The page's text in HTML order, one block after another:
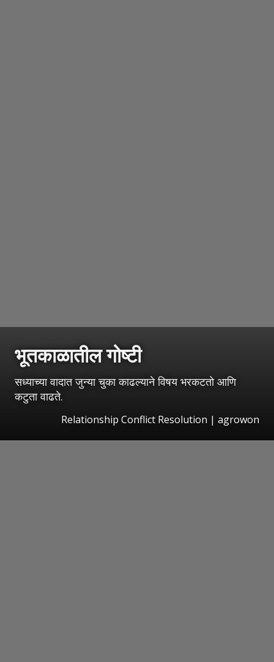
भूतकाळातील गोष्टी
सध्याच्या वादात जुन्या चुका काढल्याने विषय भरकटतो आणि
कटुता वाढते.
Relationship Conflict Resolution | agrowon